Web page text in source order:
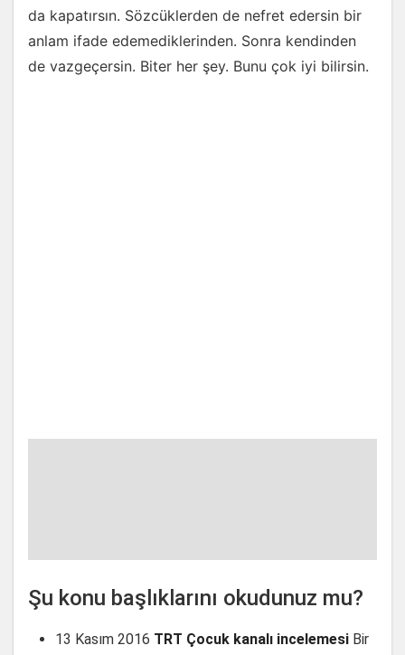
da kapatırsın. Sözcüklerden de nefret edersin bir
anlam ifade edemediklerinden. Sonra kendinden
de vazgeçersin. Biter her şey. Bunu çok iyi bilirsin.
Şu konu başlıklarını okudunuz mu?
13 Kasım 2016 TRT Çocuk kanalı incelemesi Bir